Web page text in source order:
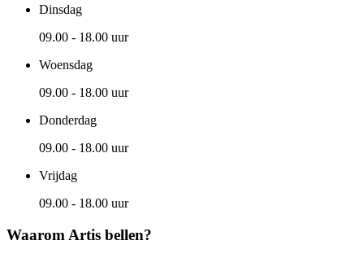
Dinsdag
09.00 - 18.00 uur
Woensdag
09.00 - 18.00 uur
Donderdag
09.00 - 18.00 uur
Vrijdag
09.00 - 18.00 uur
Waarom Artis bellen?